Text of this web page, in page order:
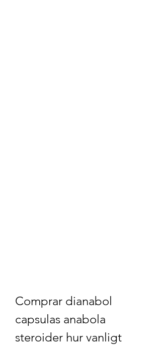
Comprar dianabol
capsulas anabola
steroider hur vanligt